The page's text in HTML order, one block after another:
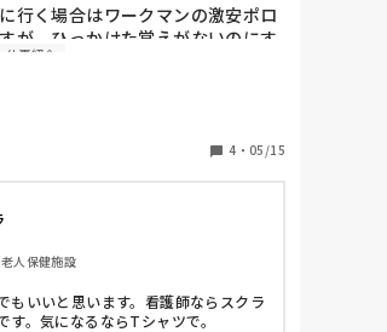
行く場合はワークマンの激安ポロ
が、ひっかけた覚えがないのにす
スパ悪いなと思い始めました。
ゴルフ用のまあまあお高いポロシ
テしてるんですが自分で買える金
クラブが気になってるんですが、単
ルしてるみたいに思われたりしま
気にせず介護の求人に応募したり
仕事紹介
4 ・ 05/15
人保健施設
もいいと思います。看護師ならスクラ
す。気になるならTシャツで。